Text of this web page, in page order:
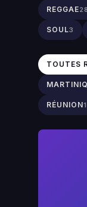
REGGAE28
SOUL3
TOUTES
RÉUNION